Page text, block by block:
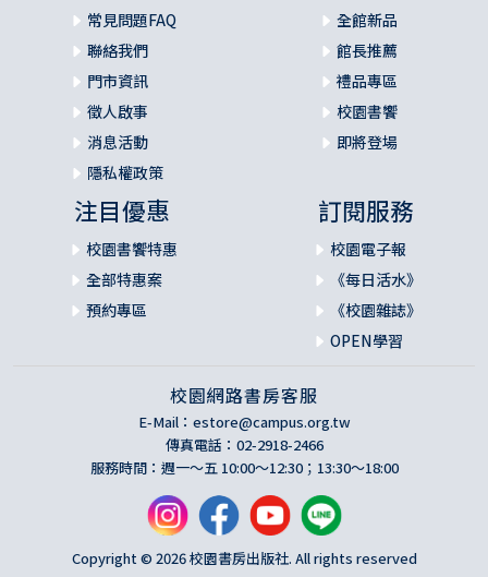
常見問題FAQ
聯絡我們
門市資訊
徵人啟事
消息活動
隱私權政策
全館新品
館長推薦
禮品專區
校園書饗
即將登場
注目優惠
校園書饗特惠
全部特惠案
預約專區
訂閱服務
校園電子報
《每日活水》
《校園雜誌》
OPEN學習
校園網路書房客服
E-Mail： estore@campus.org.tw
傳真電話：02-2918-2466
服務時間：週一～五 10:00～12:30；13:30～18:00
Copyright © 2026 校園書房出版社. All rights reserved